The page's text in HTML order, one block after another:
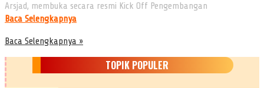
Arsjad, membuka secara resmi Kick Off Pengembangan
Baca Selengkapnya
Baca Selengkapnya »
TOPIK POPULER